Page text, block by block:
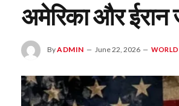
अमेरिका और ईरान
ByADMIN June 22, 2026 WORLD